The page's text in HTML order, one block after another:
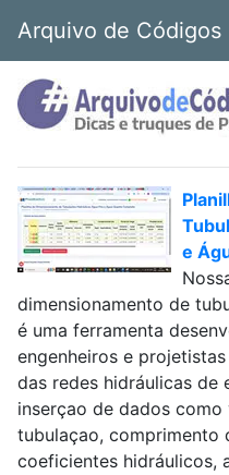
Arquivo de Códigos
e
dimensionamento de
é uma ferramenta
engenheiros e
das redes hidráulicas de
inserçao de dados
tubulaçao, comprimento
coeficientes hidráulicos,